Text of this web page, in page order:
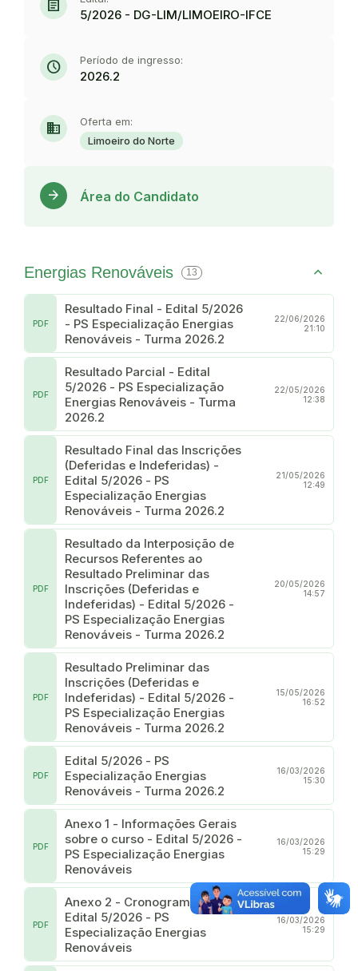
article 5/2026 - DG-LIM/LIMOEIRO-IFCE
schedule Período de ingresso:
2026.2
domain
Oferta em:
Limoeiro do Norte
arrow_forward Área do Candidato
Energias Renováveis 13
Resultado Final - Edital 5/2026
- PS Especialização Energias
Renováveis - Turma 2026.2
PDF
22/06/2026
21:10
Resultado Parcial - Edital
5/2026 - PS Especialização
Energias Renováveis - Turma
2026.2
PDF
22/05/2026
12:38
Resultado Final das Inscrições
(Deferidas e Indeferidas) -
Edital 5/2026 - PS
Especialização Energias
Renováveis - Turma 2026.2
PDF
21/05/2026
12:49
Resultado da Interposição de
Recursos Referentes ao
Resultado Preliminar das
Inscrições (Deferidas e
Indeferidas) - Edital 5/2026 -
PS Especialização Energias
Renováveis - Turma 2026.2
PDF
20/05/2026
14:57
Resultado Preliminar das
Inscrições (Deferidas e
Indeferidas) - Edital 5/2026 -
PS Especialização Energias
Renováveis - Turma 2026.2
PDF
15/05/2026
16:52
Edital 5/2026 - PS
Especialização Energias
Renováveis - Turma 2026.2
PDF
16/03/2026
15:30
Anexo 1 - Informações Gerais
sobre o curso - Edital 5/2026 -
PS Especialização Energias
Renováveis
PDF
16/03/2026
15:29
Anexo 2 - Cronograma Geral -
Edital 5/2026 - PS
Especialização Energias
Renováveis
PDF
16/03/2026
15:29